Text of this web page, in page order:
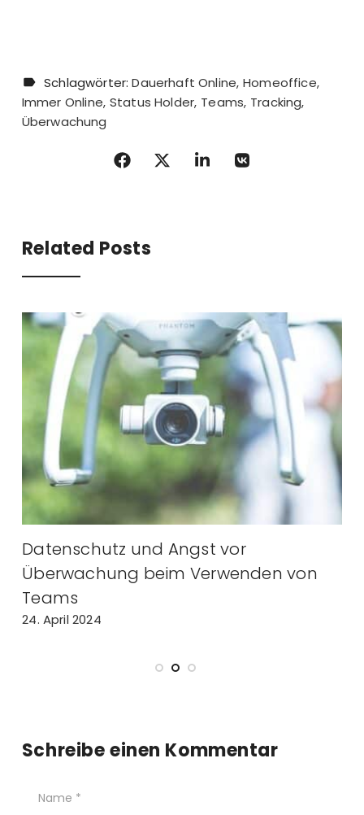
Schlagwörter:Dauerhaft Online Homeoffice
Immer Online Status Holder Teams Tracking
Überwachung
Related Posts
Datenschutz und Angst vor
Überwachung beim Verwenden von
Teams
24. April 2024
Schreibe einen Kommentar